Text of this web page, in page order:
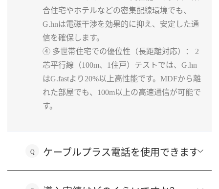
合住宅やホテルなどの密集配線環境でも、
G.hnは電磁干渉を効果的に抑え、安定した通
信を確保します。
④ 多世帯住宅での優位性（長距離対応）： 2
芯平行線（100m、1住戸）テストでは、G.hn
はG.fastより20%以上高性能です。MDFから離
れた部屋でも、100m以上の高速通信が可能で
す。
Q ケーブルプラス電話を使用できますで